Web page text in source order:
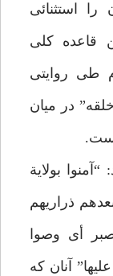
را استثنائى
قاعده كلى
طى روايتى
در ميان
است.
بولاية
ذراريهم
أى وصوا
آنان كه